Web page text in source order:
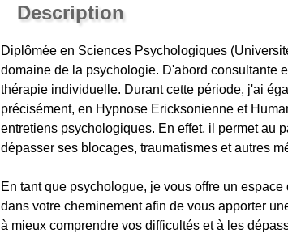
Description
Diplômée en Sciences Psychologiques
domaine de la psychologie. D'abord consultante
thérapie individuelle. Durant cette période, j'ai
précisément, en Hypnose Ericksonienne et
entretiens psychologiques. En effet, il permet au
dépasser ses blocages, traumatismes et autres
En tant que psychologue, je vous offre un
dans votre cheminement afin de vous apporter
à mieux comprendre vos difficultés et à les